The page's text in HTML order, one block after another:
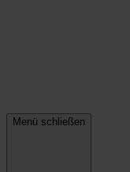
Menü schließen